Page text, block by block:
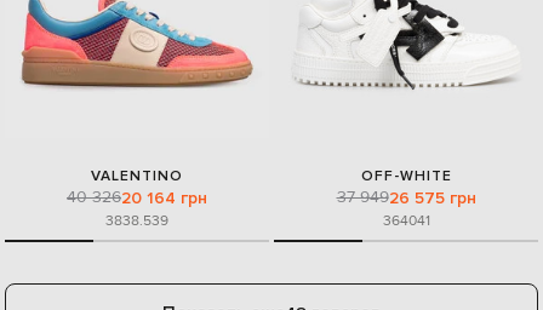
VALENTINO
40 32620 164 грн
3838.539
OFF-WHITE
37 94926 575 грн
364041